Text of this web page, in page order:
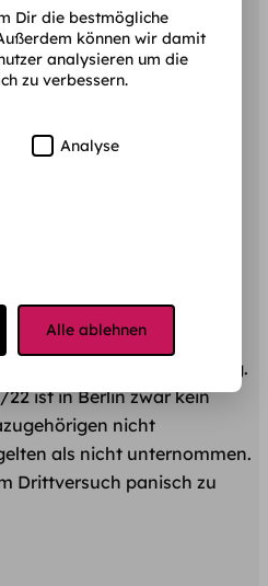
2020 bis
2021/ 2022 von der
Damit verschiebt sich
sowie der
der Regelstudienzeit um 3
verlängert sich die
um 3 Semester und der
nach dem 7. Semester fällig.
22 ist in Berlin zwar kein
nicht
als nicht unternommen.
Drittversuch panisch zu
Dir die bestmögliche
können wir damit
analysieren um die
zu verbessern.
Analyse
Alle ablehnen